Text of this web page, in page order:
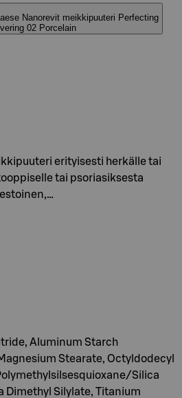
Nanorevit meikkipuuteri Perfecting
02 Porcelain
erityisesti herkälle tai
tai psoriasiksesta
Aluminum Starch
Stearate, Octyldodecyl
Silica
Dimethyl Silylate, Titanium